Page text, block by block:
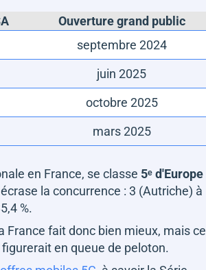
Ouverture grand public
septembre 2024
juin 2025
octobre 2025
mars 2025
en France, se classe 5ᵉ d'Europe
la concurrence : 3 (Autriche) à
%.
France fait donc bien mieux, mais ce
en queue de peloton.